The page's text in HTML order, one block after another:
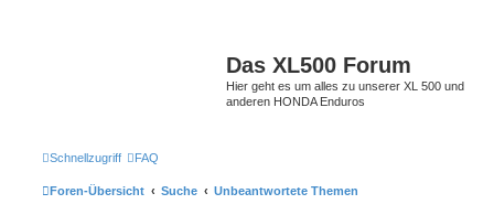
Das XL500 Forum
Hier geht es um alles zu unserer XL 500 und
anderen HONDA Enduros
Schnellzugriff FAQ
Foren-Übersicht Suche Unbeantwortete Themen